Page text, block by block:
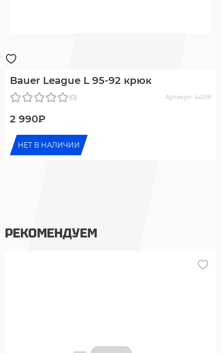
Bauer League L 95-92 крюк
(0) Артикул: 44591
2 990₽
НЕТ В НАЛИЧИИ
РЕКОМЕНДУЕМ